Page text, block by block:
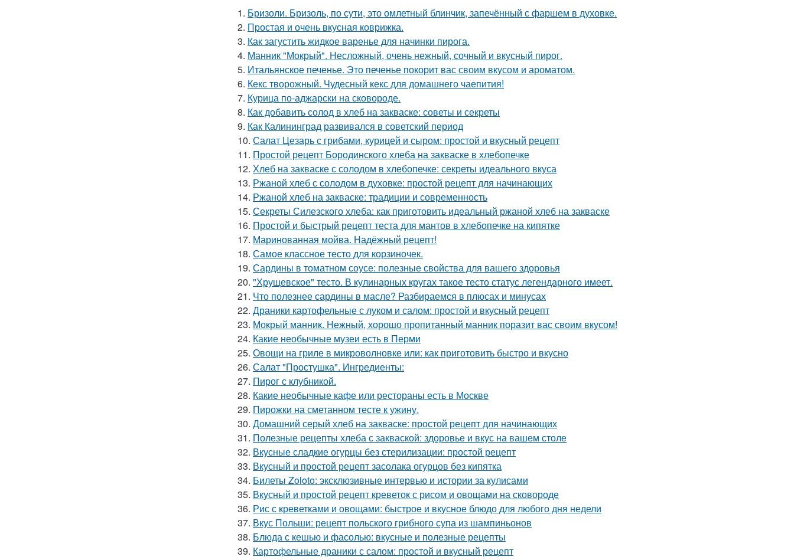
1. Бризоли. Бризоль, по сути, это омлетный блинчик, запечённый с фаршем в духовке.
2. Простая и очень вкусная коврижка.
3. Как загустить жидкое варенье для начинки пирога.
4. Манник "Мокрый". Несложный, очень нежный, сочный и вкусный пирог.
5. Итальянское печенье. Это печенье покорит вас своим вкусом и ароматом.
6. Кекс творожный. Чудесный кекс для домашнего чаепития!
7. Курица по-аджарски на сковороде.
8. Как добавить солод в хлеб на закваске: советы и секреты
9. Как Калининград развивался в советский период
10. Салат Цезарь с грибами, курицей и сыром: простой и вкусный рецепт
11. Простой рецепт Бородинского хлеба на закваске в хлебопечке
12. Хлеб на закваске с солодом в хлебопечке: секреты идеального вкуса
13. Ржаной хлеб с солодом в духовке: простой рецепт для начинающих
14. Ржаной хлеб на закваске: традиции и современность
15. Секреты Силезского хлеба: как приготовить идеальный ржаной хлеб на закваске
16. Простой и быстрый рецепт теста для мантов в хлебопечке на кипятке
17. Маринованная мойва. Надёжный рецепт!
18. Самое классное тесто для корзиночек.
19. Сардины в томатном соусе: полезные свойства для вашего здоровья
20. "Хрущевское" тесто. В кулинарных кругах такое тесто статус легендарного имеет.
21. Что полезнее сардины в масле? Разбираемся в плюсах и минусах
22. Драники картофельные с луком и салом: простой и вкусный рецепт
23. Мокрый манник. Нежный, хорошо пропитанный манник поразит вас своим вкусом!
24. Какие необычные музеи есть в Перми
25. Овощи на гриле в микроволновке или: как приготовить быстро и вкусно
26. Салат "Простушка". Ингредиенты:
27. Пирог с клубникой.
28. Какие необычные кафе или рестораны есть в Москве
29. Пирожки на сметанном тесте к ужину.
30. Домашний серый хлеб на закваске: простой рецепт для начинающих
31. Полезные рецепты хлеба с закваской: здоровье и вкус на вашем столе
32. Вкусные сладкие огурцы без стерилизации: простой рецепт
33. Вкусный и простой рецепт засолака огурцов без кипятка
34. Билеты Zoloto: эксклюзивные интервью и истории за кулисами
35. Вкусный и простой рецепт креветок с рисом и овощами на сковороде
36. Рис с креветками и овощами: быстрое и вкусное блюдо для любого дня недели
37. Вкус Польши: рецепт польского грибного супа из шампиньонов
38. Блюда с кешью и фасолью: вкусные и полезные рецепты
39. Картофельные драники с салом: простой и вкусный рецепт